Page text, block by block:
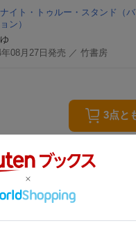
イト・トゥルー・スタンド
（
ン）
年08月27日発売 ／ 竹書房
3点と